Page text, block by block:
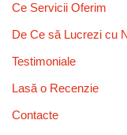
Ce Servicii Oferim
De Ce să Lucrezi cu
Testimoniale
Lasă o Recenzie
Contacte